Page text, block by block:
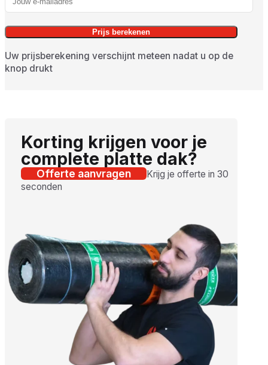
Prijs berekenen
Uw prijsberekening verschijnt meteen nadat u op de
knop drukt
Korting krijgen voor je
complete platte dak?
Offerte aanvragen
Krijg je offerte in 30
seconden